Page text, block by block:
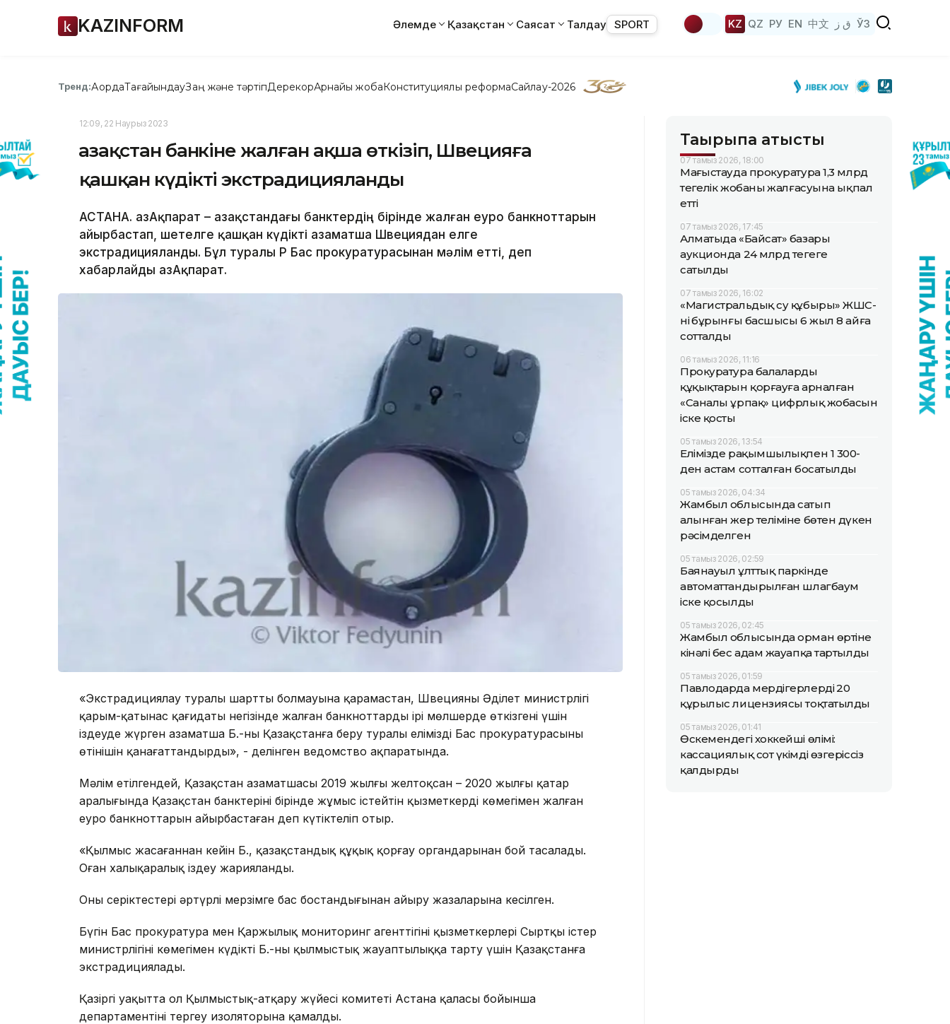
KAZINFORM Әлемде Қазақстан Саясат Талдау SPORT KZ QZ РУ EN 中文 ق ز ЎЗ
Тренд:АқордаТағайындауЗаң және тәртіпДерекқорАрнайы жобаКонституциялық реформаСайлау-2026
12:09, 22 Наурыз 2023
Қазақстан банкіне жалған ақша өткізіп, Швецияға
қашқан күдікті экстрадицияланды
АСТАНА. ҚазАқпарат – Қазақстандағы банктердің бірінде жалған еуро банкноттарын
айырбастап, шетелге қашқан күдікті азаматша Швециядан елге
экстрадицияланды. Бұл туралы ҚР Бас прокуратурасынан мәлім етті, деп
хабарлайды ҚазАқпарат.
«Экстрадициялау туралы шарттың болмауына қарамастан, Швецияның Әділет министрлігі
қарым-қатынас қағидаты негізінде жалған банкноттарды ірі мөлшерде өткізгені үшін
іздеуде жүрген азаматша Б.-ны Қазақстанға беру туралы еліміздің Бас прокуратурасының
өтінішін қанағаттандырды», - делінген ведомство ақпаратында.
Мәлім етілгендей, Қазақстан азаматшасы 2019 жылғы желтоқсан – 2020 жылғы қаңтар
аралығында Қазақстан банктерінің бірінде жұмыс істейтін қызметкердің көмегімен жалған
еуро банкноттарын айырбастаған деп күтіктеліп отыр.
«Қылмыс жасағаннан кейін Б., қазақстандық құқық қорғау органдарынан бой тасалады.
Оған халықаралық іздеу жарияланды.
Оның серіктестері әртүрлі мерзімге бас бостандығынан айыру жазаларына кесілген.
Бүгін Бас прокуратура мен Қаржылық мониторинг агенттігінің қызметкерлері Сыртқы істер
министрлігінің көмегімен күдікті Б.-ны қылмыстық жауаптылыққа тарту үшін Қазақстанға
экстрадициялады.
Қазіргі уақытта ол Қылмыстық-атқару жүйесі комитеті Астана қаласы бойынша
департаментінің тергеу изоляторына қамалды.
Тақырыпқа қатысты
07 тамыз 2026, 18:00
Маңғыстауда прокуратура 1,3 млрд
теңгелік жобаның жалғасуына ықпал
етті
07 тамыз 2026, 17:45
Алматыда «Байсат» базары
аукционда 24 млрд теңгеге
сатылды
07 тамыз 2026, 16:02
«Магистральдық су құбыры» ЖШС-
нің бұрынғы басшысы 6 жыл 8 айға
сотталды
06 тамыз 2026, 11:16
Прокуратура балалардың
құқықтарын қорғауға арналған
«Саналы ұрпақ» цифрлық жобасын
іске қосты
05 тамыз 2026, 13:54
Елімізде рақымшылықпен 1 300-
ден астам сотталған босатылды
05 тамыз 2026, 04:34
Жамбыл облысында сатып
алынған жер теліміне бөтен дүкен
рәсімделген
05 тамыз 2026, 02:59
Баянауыл ұлттық паркінде
автоматтандырылған шлагбаум
іске қосылды
05 тамыз 2026, 02:45
Жамбыл облысында орман өртіне
кінәлі бес адам жауапқа тартылды
05 тамыз 2026, 01:59
Павлодарда мердігерлердің 20
құрылыс лицензиясы тоқтатылды
05 тамыз 2026, 01:41
Өскемендегі хоккейші өлімі:
кассациялық сот үкімді өзгеріссіз
қалдырды